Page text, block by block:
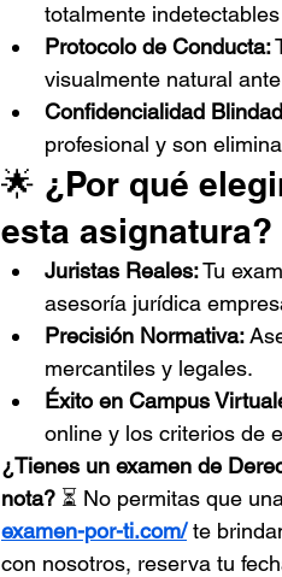
totalmente
Protocolo de Conducta:
visualmente natural
Confidencialidad
profesional y son
🌟 ¿Por qué
esta asignatura?
Juristas Reales: Tu
asesoría jurídica
Precisión Normativa:
mercantiles y legales.
Éxito en Campus
online y los criterios de
¿Tienes un examen de
nota? ⏳ No permitas que
examen-por-ti.com/ te
con nosotros, reserva tu